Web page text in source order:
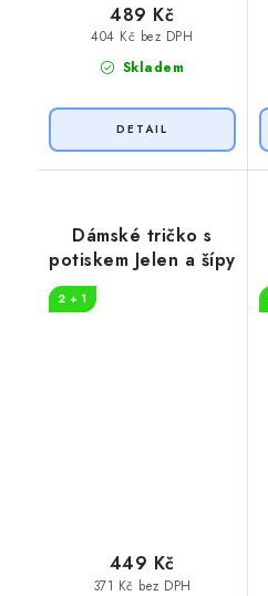
Skladem
404 Kč bez DPH
489 Kč
Dámské tričko s
potiskem Jelen a šípy
2 + 1
371 Kč bez DPH
449 Kč